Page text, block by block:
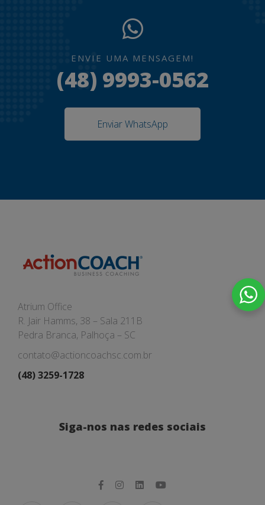
ENVIE UMA MENSAGEM!
(48) 9993-0562
Enviar WhatsApp
Atrium Office
R. Jair Hamms, 38 – Sala 211B
Pedra Branca, Palhoça – SC
contato@actioncoachsc.com.br
(48) 3259-1728
Siga-nos nas redes sociais